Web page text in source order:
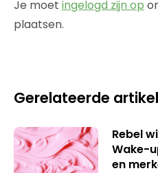
Je moet ingelogd zijn op
plaatsen.
Gerelateerde
Rebel
Wake-
en